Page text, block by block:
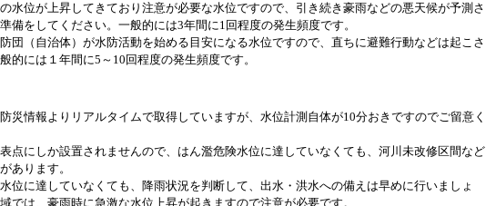
水位が上昇してきており注意が必要な水位ですので、引き続き豪雨などの悪天候が予測さ
備をしてください。一般的には3年間に1回程度の発生頻度です。
団（自治体）が水防活動を始める目安になる水位ですので、直ちに避難行動などは起こさ
的には１年間に5～10回程度の発生頻度です。
災情報よりリアルタイムで取得していますが、水位計測自体が10分おきですのでご留意く
点にしか設置されませんので、はん濫危険水位に達していなくても、河川未改修区間など
あります。
位に達していなくても、降雨状況を判断して、出水・洪水への備えは早めに行いましょ
では、豪雨時に急激な水位上昇が起きますので注意が必要です。